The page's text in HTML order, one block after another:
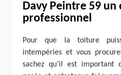
Davy Peintre 59 un
professionnel
Pour que la toiture
intempéries et vous
sachez qu’il est